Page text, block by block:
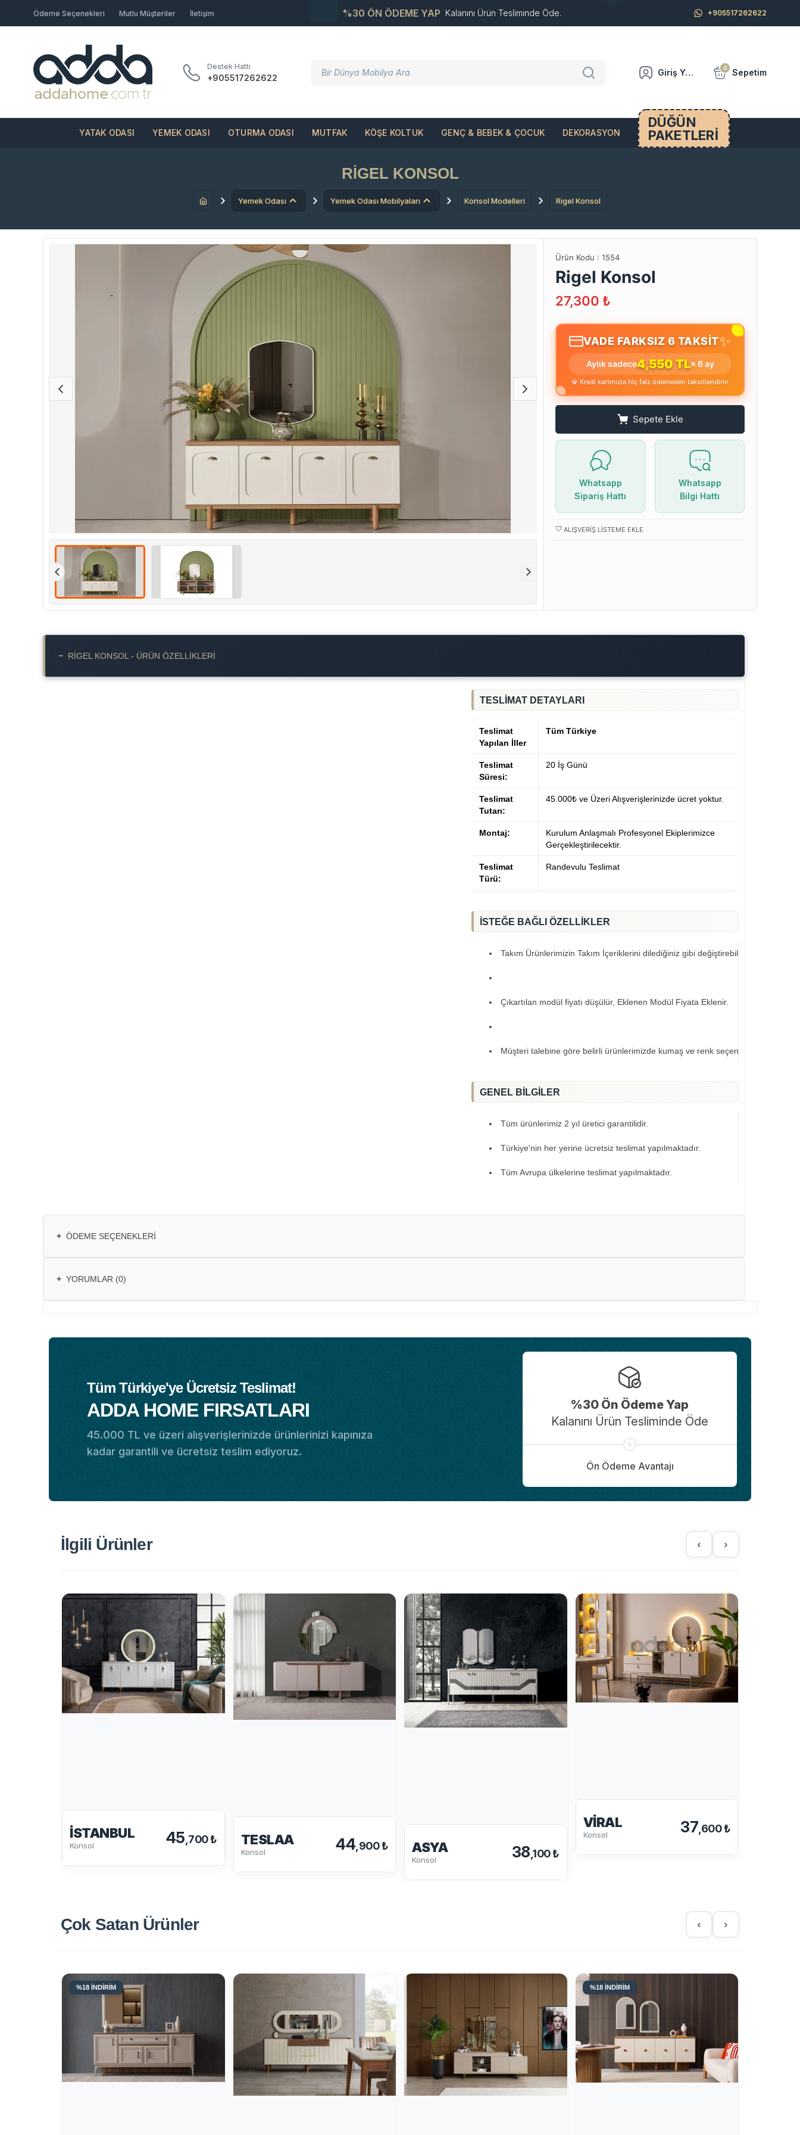
Ödeme Seçenekleri Mutlu Müşteriler İletişim %30 ÖN ÖDEME YAP Kalanını Ürün Tesliminde Öde. +905517262622
Destek Hattı
+905517262622
Giriş Yap 0 Sepetim
YATAK ODASI YEMEK ODASI OTURMA ODASI MUTFAK KÖŞE KOLTUK GENÇ & BEBEK & ÇOCUK DEKORASYON
DÜĞÜN
PAKETLERİ
RIGEL KONSOL
Yemek Odası Yemek Odası Mobilyaları Konsol Modelleri Rigel Konsol
Ürün Kodu : 1554
Rigel Konsol
27,300 ₺
VADE FARKSIZ 6 TAKSİT✨
Aylık sadece4,550 TL× 6 ay
💎 Kredi kartınızla hiç faiz ödemeden taksitlendirin
Sepete Ekle
Whatsapp
Sipariş Hattı
Whatsapp
Bilgi Hattı
ALIŞVERIŞ LISTEME EKLE
− RIGEL KONSOL - ÜRÜN ÖZELLIKLERI
TESLİMAT DETAYLARI
Teslimat
Yapılan İller
Tüm Türkiye
Teslimat
Süresi:
20 İş Günü
Teslimat
Tutarı:
45.000₺ ve Üzeri Alışverişlerinizde ücret yoktur.
Montaj:
Kurulum Anlaşmalı Profesyonel Ekiplerimizce
Gerçekleştirilecektir.
Teslimat
Türü:
Randevulu Teslimat
İSTEĞE BAĞLI ÖZELLİKLER
Takım Ürünlerimizin Takım İçeriklerini dilediğiniz gibi değiştirebilirsiniz..
Çıkartılan modül fiyatı düşülür, Eklenen Modül Fiyata Eklenir.
Müşteri talebine göre belirli ürünlerimizde kumaş ve renk seçeneklerimiz
GENEL BİLGİLER
Tüm ürünlerimiz 2 yıl üretici garantilidir.
Türkiye'nin her yerine ücretsiz teslimat yapılmaktadır.
Tüm Avrupa ülkelerine teslimat yapılmaktadır.
+ ÖDEME SEÇENEKLERI
+ YORUMLAR (0)
Tüm Türkiye'ye Ücretsiz Teslimat!
ADDA HOME FIRSATLARI
45.000 TL ve üzeri alışverişlerinizde ürünlerinizi kapınıza
kadar garantili ve ücretsiz teslim ediyoruz.
%30 Ön Ödeme Yap
Kalanını Ürün Tesliminde Öde
Ön Ödeme Avantajı
İlgili Ürünler ‹ ›
İSTANBUL
Konsol 45,700 ₺ TESLAA
Konsol 44 ,900 ₺ ASYA
Konsol 38 ,100 ₺
VIRAL
Konsol 37 ,600 ₺
Çok SatanÜrünler ‹ ›
%18 İNDİRİM %18 İNDİRİM